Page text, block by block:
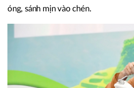
óng, sánh mịn vào chén.